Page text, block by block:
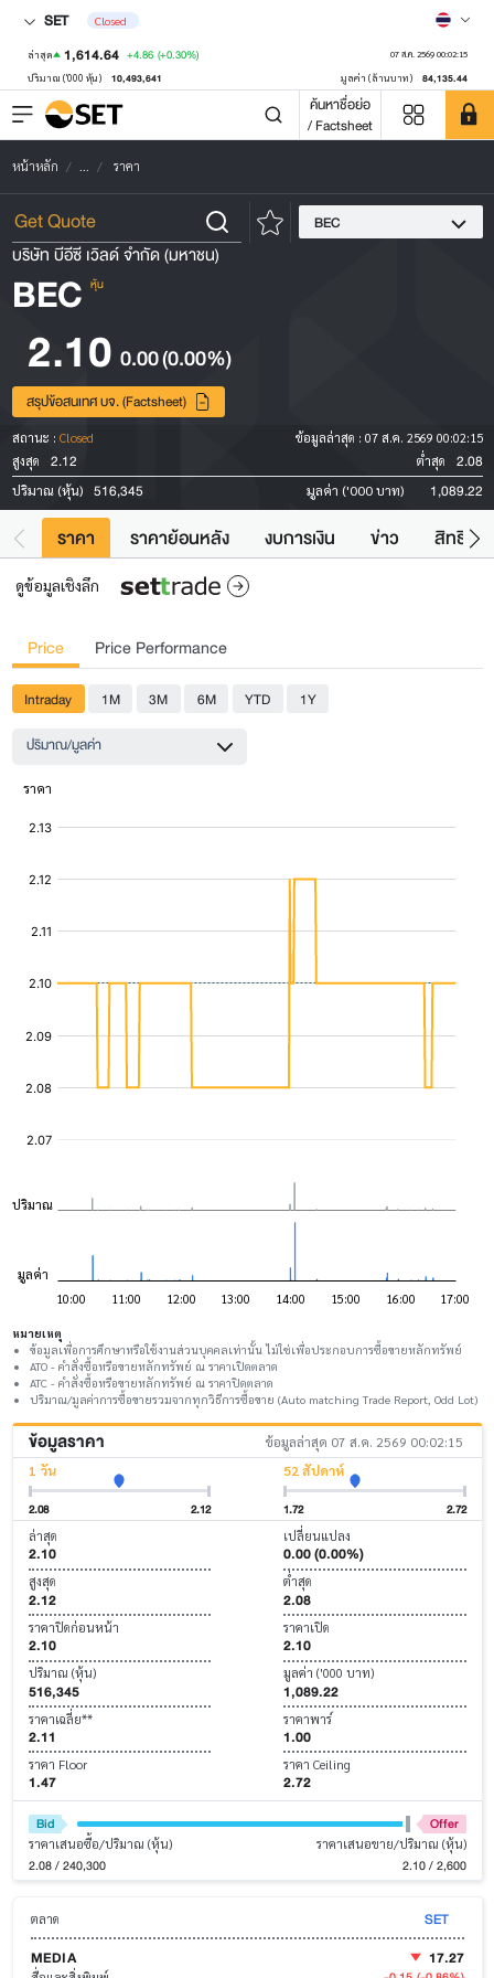
SET Closed
ล่าสุด 1,614.64 +4.86 (+0.30%) 07 ส.ค. 2569 00:02:15
ปริมาณ ('000 หุ้น) 10,493,641 มูลค่า (ล้านบาท) 84,135.44
ค้นหาชื่อย่อ
/ Factsheet
หน้าหลัก ... ราคา
BEC
บริษัท บีอีซี เวิลด์ จำกัด (มหาชน)
BEC หุ้น
2.10 0.00(0.00%)
สรุปข้อสนเทศ บจ. (Factsheet)
สถานะ : Closed ข้อมูลล่าสุด : 07 ส.ค. 2569 00:02:15
สูงสุด
2.12 ต่ำสุด 2.08
ปริมาณ (หุ้น) 516,345 มูลค่า ('000 บาท) 1,089.22
ราคา ราคาย้อนหลัง งบการเงิน ข่าว สิทธิปร
ดูข้อมูลเชิงลึก
Price Price Performance
Intraday 1M 3M 6M YTD
1Y
ปริมาณ/มูลค่า
หมายเหตุ
ข้อมูลเพื่อการศึกษาหรือใช้งานส่วนบุคคลเท่านั้น ไม่ใช่เพื่อประกอบการซื้อขายหลักทรัพย์
ATO - คำสั่งซื้อหรือขายหลักทรัพย์ ณ ราคาเปิดตลาด
ATC - คำสั่งซื้อหรือขายหลักทรัพย์ ณ ราคาปิดตลาด
ปริมาณ/มูลค่าการซื้อขายรวมจากทุกวิธีการซื้อขาย (Auto matching Trade Report, Odd Lot)
ข้อมูลราคา
ข้อมูลล่าสุด 07 ส.ค. 2569 00:02:15
1 วัน
2.08 2.12
52 สัปดาห์
1.72 2.72
ล่าสุด
2.10
เปลี่ยนแปลง
0.00 (0.00%)
สูงสุด
2.12
ต่ำสุด
2.08
ราคาปิดก่อนหน้า
2.10
ราคาเปิด
2.10
ปริมาณ (หุ้น)
516,345
มูลค่า ('000 บาท)
1,089.22
ราคาเฉลี่ย**
2.11
ราคาพาร์
1.00
ราคา Floor
1.47
ราคา Ceiling
2.72
Bid Offer
ราคาเสนอซื้อ/ปริมาณ (หุ้น)
2.08 / 240,300
ราคาเสนอขาย/ปริมาณ (หุ้น)
2.10 / 2,600
ตลาด
SET
MEDIA
17.27